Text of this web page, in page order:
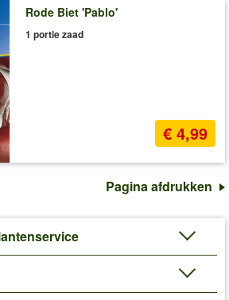
Rode Biet 'Pablo'
1 portie zaad
€ 4,99
Pagina afdrukken